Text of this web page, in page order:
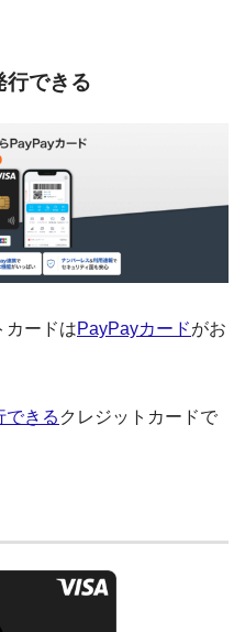
行できる
カードはPayPayカードがお
できる クレジットカードで